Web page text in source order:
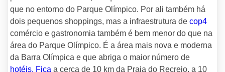
que no entorno do Parque Olímpico. Por ali também há
dois pequenos shoppings, mas a infraestrutura de cop4
comércio e gastronomia também é bem menor do que na
área do Parque Olímpico. É a área mais nova e moderna
da Barra Olímpica e que abriga o maior número de
hotéis. Fica a cerca de 10 km da Praia do Recreio, a 10